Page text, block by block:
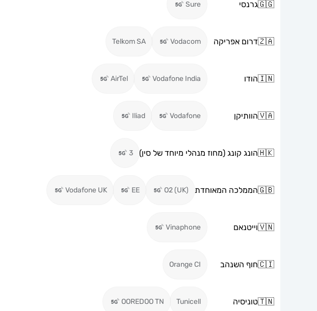
🇬🇬גרנסי Sure
🇿🇦דרום אפריקה Vodacom
Telkom SA
🇮🇳הודו Vodafone India
AirTel
🇻🇦הוותיקן Vodafone
Iliad
🇭🇰הונג קונג (מחוז מנהלי מיוחד של סין) 3
🇬🇧הממלכה המאוחדת O2 (UK)
EE
Vodafone UK
🇻🇳וייטנאם Vinaphone
🇨🇮חוף השנהב Orange CI
🇹🇳טוניסיה Tunicell
OOREDOO TN